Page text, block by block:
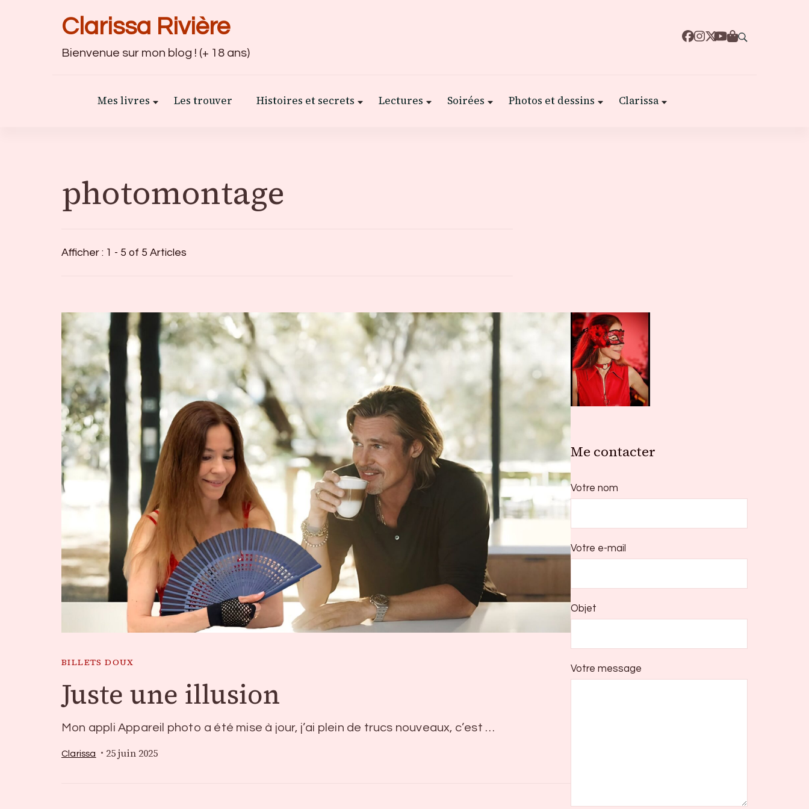
Clarissa Rivière
Bienvenue sur mon blog ! (+ 18 ans)
Mes livres Les trouver Histoires et secrets Lectures Soirées Photos et dessins Clarissa
photomontage
Afficher : 1 - 5 of 5 Articles
BILLETS DOUX
Juste une illusion
Mon appli Appareil photo a été mise à jour, j’ai plein de trucs nouveaux, c’est …
Clarissa 25 juin 2025
Me contacter
Votre nom
Votre e-mail
Objet
Votre message